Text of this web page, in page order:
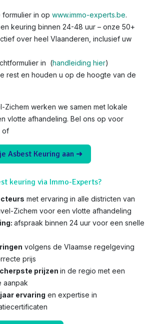
formulier in op www.immo-experts.be.
keuring binnen 24-48 uur – onze 50+
over heel Vlaanderen, inclusief uw
in (handleiding hier)
rest en houden u op de hoogte van de
Zichem werken we samen met lokale
vlotte afhandeling. Bel ons op voor
of
Asbest Keuring aan ➜
keuring via Immo-Experts?
met ervaring in alle districten van
Zichem voor een vlotte afhandeling
afspraak binnen 24 uur voor een snelle
volgens de Vlaamse regelgeving
prijs
prijzen in de regio met een
aanpak
ervaring en expertise in